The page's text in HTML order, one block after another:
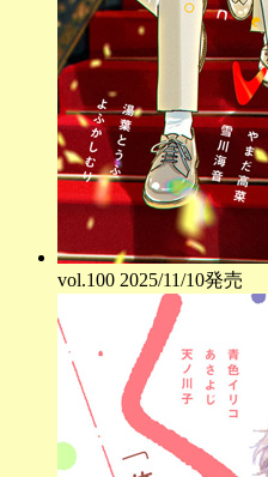
vol.100 2025/11/10発売